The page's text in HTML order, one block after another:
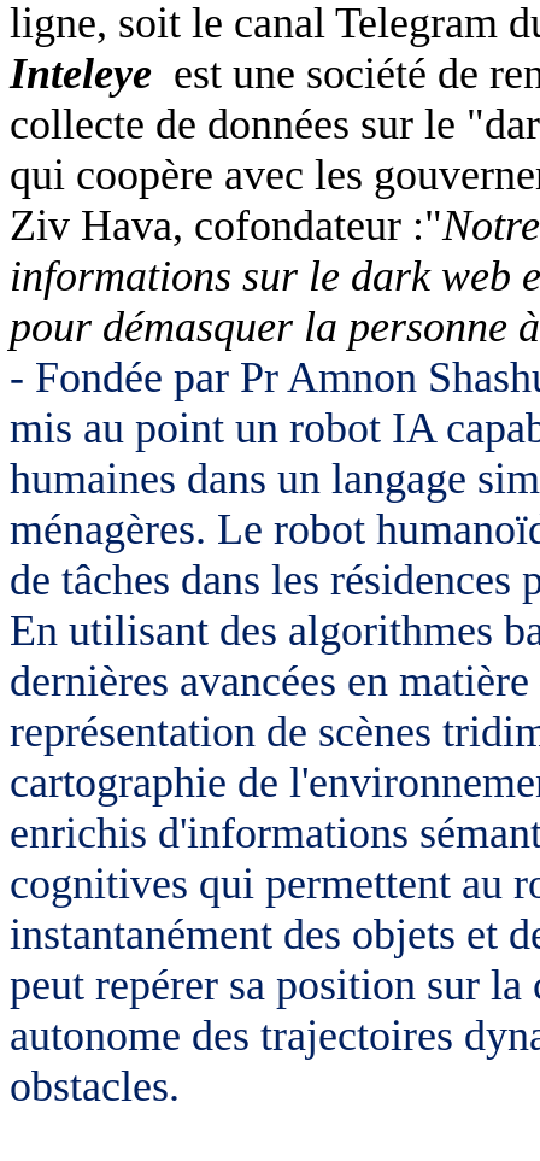
ligne, soit le canal Telegram
Inteleye est une société de
collecte de données sur le
qui coopère avec les
Ziv Hava, cofondateur :"
informations sur le dark web
pour démasquer la personne
- Fondée par Pr Amnon
mis au point un robot IA
humaines dans un langage
ménagères. Le robot
de tâches dans les
En utilisant des algorithmes
dernières avancées en
représentation de scènes
cartographie de
enrichis d'informations
cognitives qui permettent au
instantanément des objets et
peut repérer sa position sur
autonome des trajectoires
obstacles.